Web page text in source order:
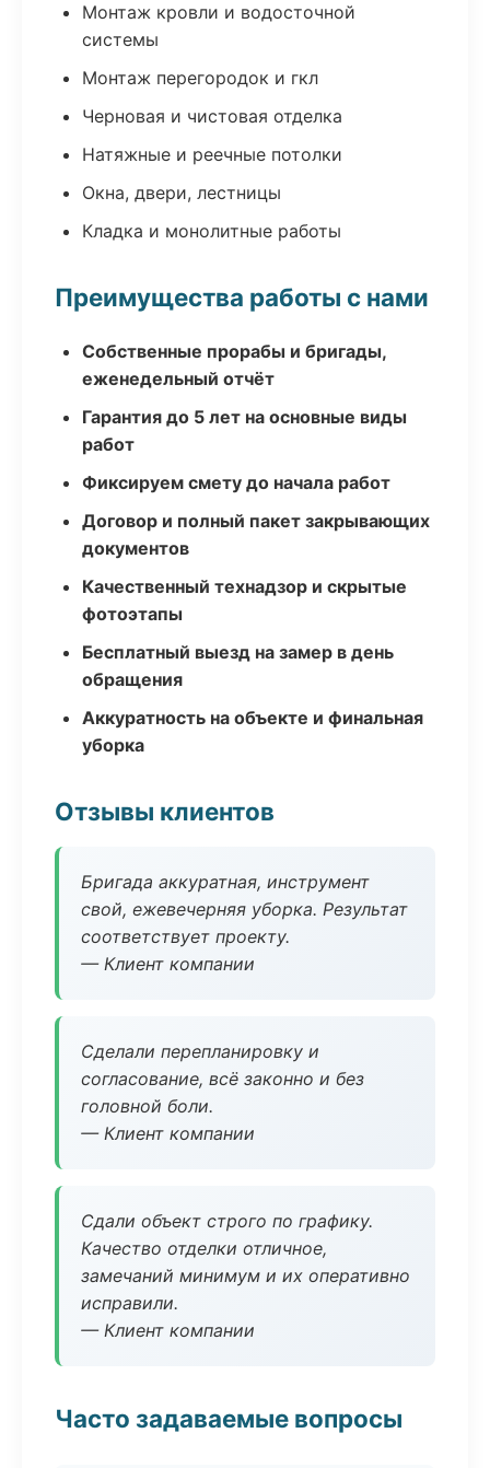
Монтаж кровли и водосточной
системы
Монтаж перегородок и гкл
Черновая и чистовая отделка
Натяжные и реечные потолки
Окна, двери, лестницы
Кладка и монолитные работы
Преимущества работы с нами
Собственные прорабы и бригады,
еженедельный отчёт
Гарантия до 5 лет на основные виды
работ
Фиксируем смету до начала работ
Договор и полный пакет закрывающих
документов
Качественный технадзор и скрытые
фотоэтапы
Бесплатный выезд на замер в день
обращения
Аккуратность на объекте и финальная
уборка
Отзывы клиентов
Бригада аккуратная, инструмент
свой, ежевечерняя уборка. Результат
соответствует проекту.
— Клиент компании
Сделали перепланировку и
согласование, всё законно и без
головной боли.
— Клиент компании
Сдали объект строго по графику.
Качество отделки отличное,
замечаний минимум и их оперативно
исправили.
— Клиент компании
Часто задаваемые вопросы